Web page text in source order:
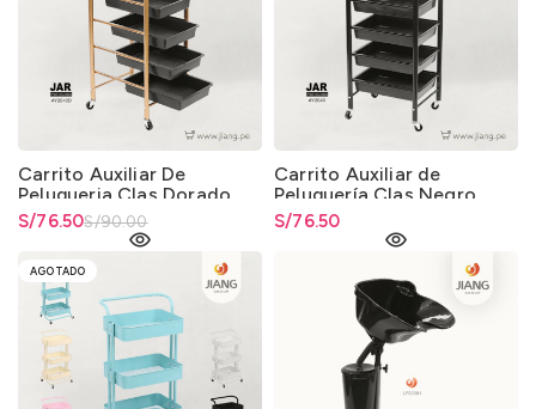
Carrito Auxiliar De
Peluqueria Clas Dorado
S/90.00
El precio original era:
S/76.50
El precio actual es: S/76.50.
Carrito Auxiliar de
Peluquería Clas Negro
S/76.50
AGOTADO